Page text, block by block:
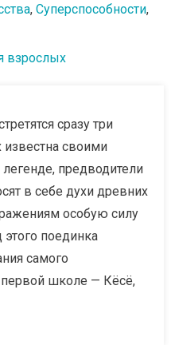
, Суперспособности,
взрослых
сразу три
своими
предводители
в себе духи древних
особую силу
этого поединка
самого
школе — Кёсё,